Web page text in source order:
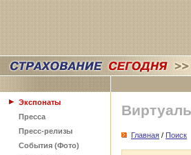
Экспонаты
Пресса
Пресс-релизы
События (Фото)
Главная / Поиск